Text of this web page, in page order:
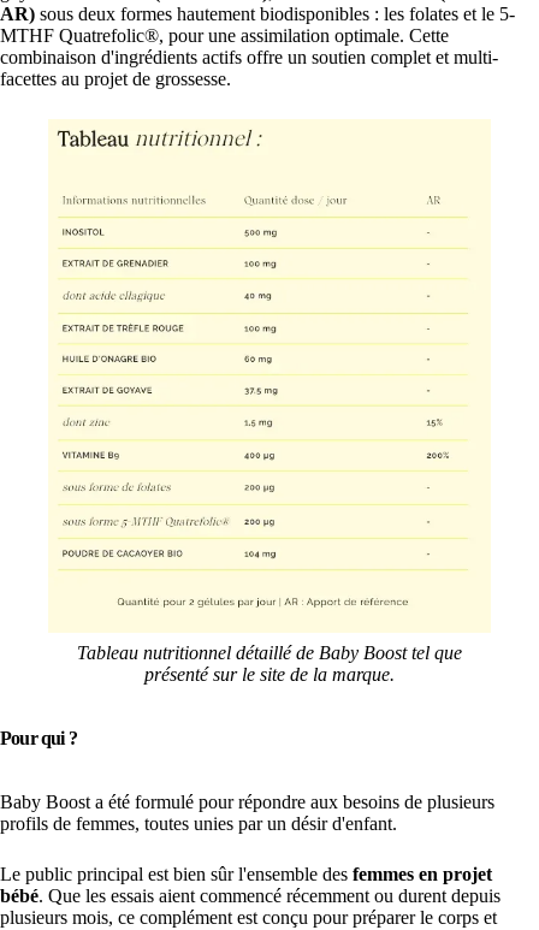
AR) sous deux formes hautement biodisponibles : les folates et le 5-
MTHF Quatrefolic®, pour une assimilation optimale. Cette
combinaison d'ingrédients actifs offre un soutien complet et multi-
facettes au projet de grossesse.
Tableau nutritionnel détaillé de Baby Boost tel que
présenté sur le site de la marque.
Pour qui ?
Baby Boost a été formulé pour répondre aux besoins de plusieurs
profils de femmes, toutes unies par un désir d'enfant.
Le public principal est bien sûr l'ensemble des femmes en projet
bébé. Que les essais aient commencé récemment ou durent depuis
plusieurs mois, ce complément est conçu pour préparer le corps et